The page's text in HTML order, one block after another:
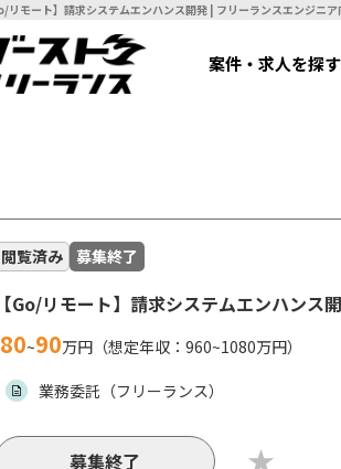
【Go/リモート】請求システムエンハンス
案件・求人を探す
閲覧済み 募集終了
【Go/リモート】請求システムエンハンス
80~90万円（想定年収：960~1080万円）
業務委託（フリーランス）
募集終了